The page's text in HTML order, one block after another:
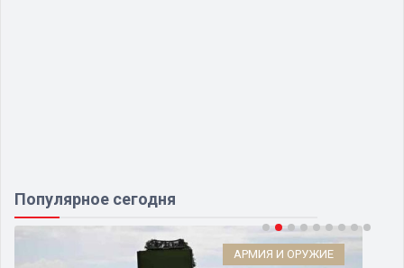
Популярное сегодня
АРМИЯ И ОРУЖИЕ